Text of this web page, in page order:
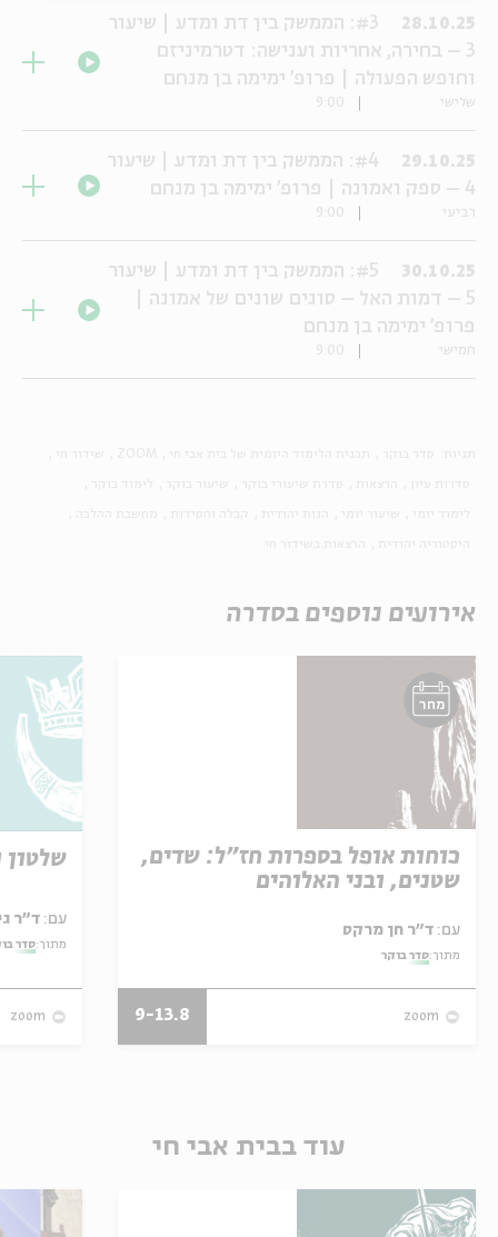
28.10.25
#3: הממשק בין דת ומדע | שיעור
3 – בחירה, אחריות וענישה: דטרמיניזם
וחופש הפעולה | פרופ' ימימה בן מנחם
שלישי 9:00
29.10.25
#4: הממשק בין דת ומדע | שיעור
4 – ספק ואמונה | פרופ' ימימה בן מנחם
רביעי 9:00
30.10.25
#5: הממשק בין דת ומדע | שיעור
5 – דמות האל – סוגים שונים של אמונה |
פרופ' ימימה בן מנחם
חמישי 9:00
אירועים נוספים בסדרה
מחר
כוחות אופל בספרות חז"ל: שדים,
שטנים, ובני האלוהים
עם:
מתוך:סדר בוקר
zoom
9-13.8
שלטון
עם: ד"ר גילי זיוון
מתוך:סדר
zoom
עוד בבית אבי חי